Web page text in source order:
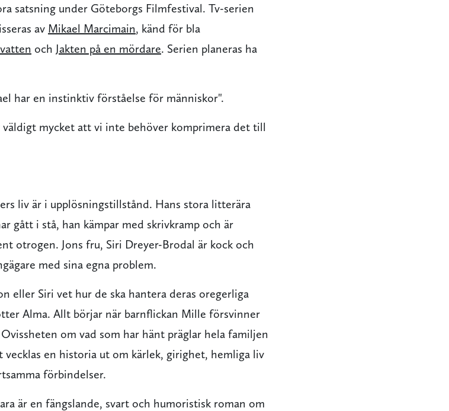
satsning under Göteborgs Filmfestival. Tv-serien
av Mikael Marcimain, känd för bla
och Jakten på en mördare. Serien planeras ha
har en instinktiv förståelse för människor".
mycket att vi inte behöver komprimera det till
liv är i upplösningstillstånd. Hans stora litterära
gått i stå, han kämpar med skrivkramp och är
otrogen. Jons fru, Siri Dreyer-Brodal är kock och
med sina egna problem.
eller Siri vet hur de ska hantera deras oregerliga
Alma. Allt börjar när barnflickan Mille försvinner
om vad som har hänt präglar hela familjen
vecklas en historia ut om kärlek, girighet, hemliga liv
förbindelser.
är en fängslande, svart och humoristisk roman om